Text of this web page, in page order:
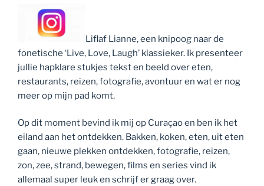
Liflaf Lianne, een knipoog naar de
fonetische ‘Live, Love, Laugh’ klassieker. Ik presenteer
jullie hapklare stukjes tekst en beeld over eten,
restaurants, reizen, fotografie, avontuur en wat er nog
meer op mijn pad komt.
Op dit moment bevind ik mij op Curaçao en ben ik het
eiland aan het ontdekken. Bakken, koken, eten, uit eten
gaan, nieuwe plekken ontdekken, fotografie, reizen,
zon, zee, strand, bewegen, films en series vind ik
allemaal super leuk en schrijf er graag over.